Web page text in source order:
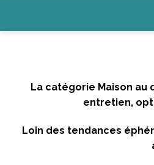
La catégorie Maison
entretien,
Loin des tendances